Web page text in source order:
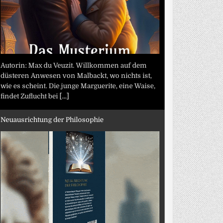
Autorin: Max du Veuzit. Willkommen auf dem
düsteren Anwesen von Malbackt, wo nichts ist,
wie es scheint. Die junge Marguerite, eine Waise,
findet Zuflucht bei [...]
Neuausrichtung der Philosophie